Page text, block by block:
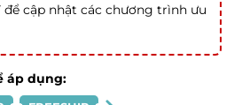
để cập nhật các chương trình ưu
áp dụng: